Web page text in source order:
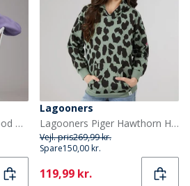
Lagooners Piger Driftwood Hættetrøje Violet
Lagooners
Lagooners Piger Hawthorn Hættetrøje Green Bay
Vejl. pris269,99 kr.
Spare150,00 kr.
Current
119,99 kr.